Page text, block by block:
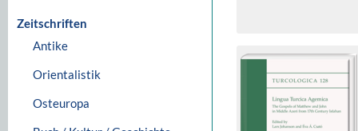
Zeitschriften
Antike
Orientalistik
Osteuropa